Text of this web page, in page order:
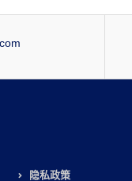
隐私政策